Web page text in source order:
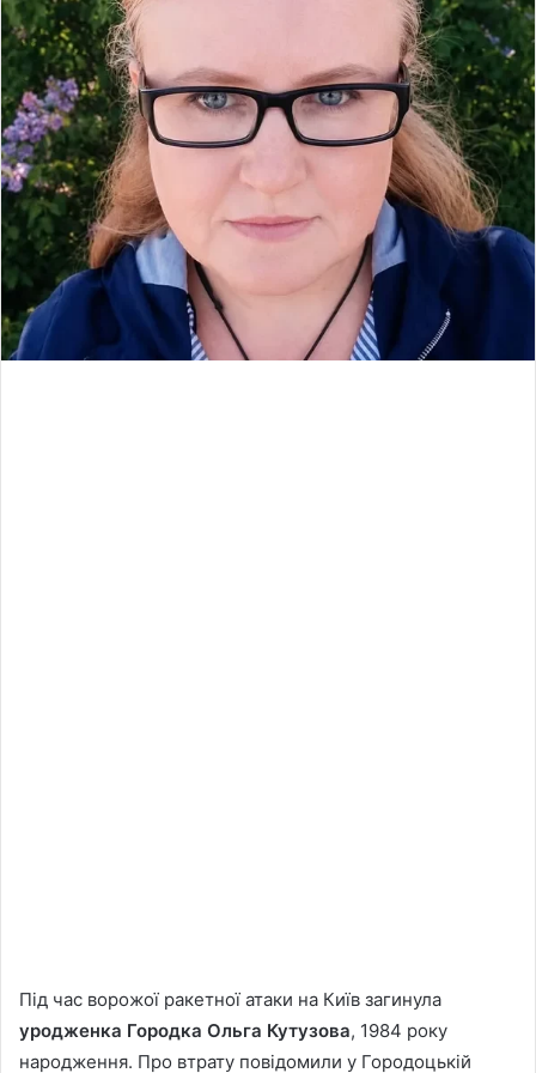
Під час ворожої ракетної атаки на Київ загинула
уродженка Городка Ольга Кутузова, 1984 року
народження. Про втрату повідомили у Городоцькій